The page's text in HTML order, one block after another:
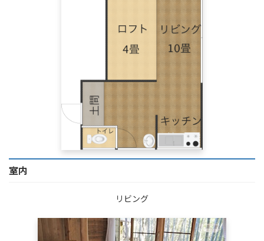
室内
リビング